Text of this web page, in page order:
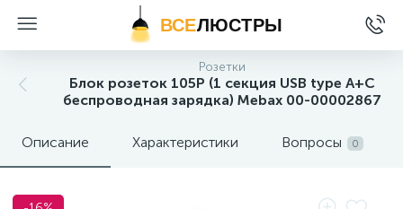
ВСЕЛЮСТРЫ
Розетки
Блок розеток 105P (1 секция USB type A+C
беспроводная зарядка) Mebax 00-00002867
Описание Характеристики Вопросы 0